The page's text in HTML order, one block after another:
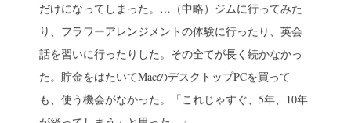
だけになってしまった。…（中略）ジムに行ってみた
り、フラワーアレンジメントの体験に行ったり、英会
話を習いに行ったりした。その全てが長く続かなかっ
た。貯金をはたいてMacのデスクトップPCを買って
も、使う機会がなかった。「これじゃすぐ、5年、10年